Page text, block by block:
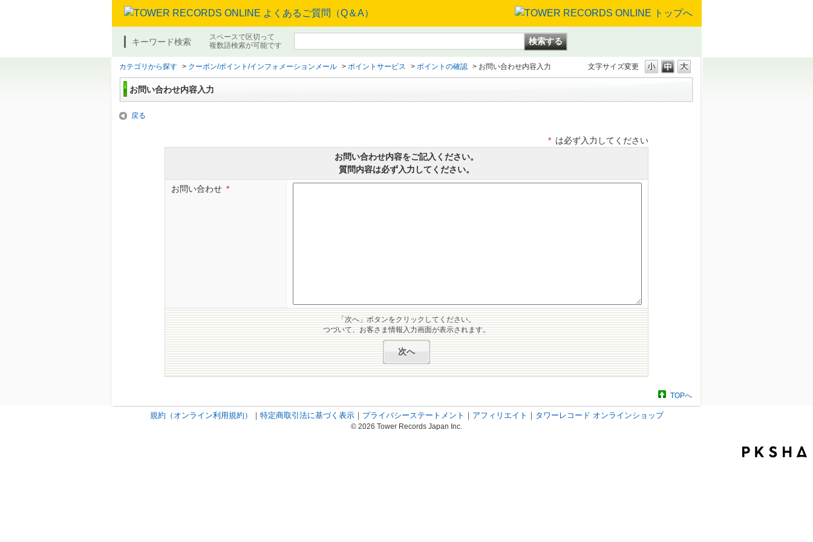
キーワード検索
スペースで区切って
複数語検索が可能です
文字サイズ変更
カテゴリから探す > クーポン/ポイント/インフォメーションメール > ポイントサービス > ポイントの確認 > お問い合わせ内容入力
お問い合わせ内容入力
戻る
* は必ず入力してください
お問い合わせ内容をご記入ください。
質問内容は必ず入力してください。
お問い合わせ *
「次へ」ボタンをクリックしてください。
つづいて、お客さま情報入力画面が表示されます。
TOPへ
規約（オンライン利用規約） ｜ 特定商取引法に基づく表示｜ プライバシーステートメント ｜ アフィリエイト ｜ タワーレコード オンラインショップ
© 2026 Tower Records Japan Inc.